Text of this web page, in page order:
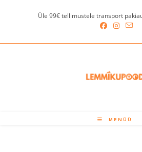
Üle 99€ tellimustele transport
MENÜÜ